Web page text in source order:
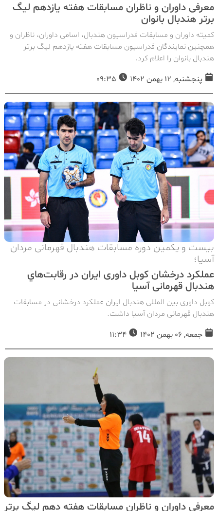
معرفی داوران و ناظران مسابقات هفته یازدهم لیگ
برتر هندبال بانوان
کمیته داوران و مسابقات فدراسیون هندبال، اسامی داوران، ناظران و
همچنین نمایندگان فدراسیون مسابقات هفته یازدهم لیگ برتر
هندبال بانوان را اعلام کرد.
پنجشنبه, 12 بهمن 1402
بیست و یکمین دوره مسابقات هندبال قهرمانی مردان
آسیا؛
عملکرد درخشان کوبل داوری ایران در رقابت‌هاي
هندبال قهرمانی آسیا
کوبل داوری بین المللی هندبال ایران عملکرد درخشانی در مسابقات
هندبال قهرمانی مردان آسیا داشت.
جمعه, 06 بهمن 1402
معرفی داوران و ناظران مسابقات هفته دهم لیگ برتر